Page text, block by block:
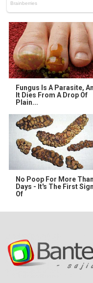
Fungus Is A Parasite,
It Dies From A Drop Of
Plain...
No Poop For More
Days - It's The First Sign
Of